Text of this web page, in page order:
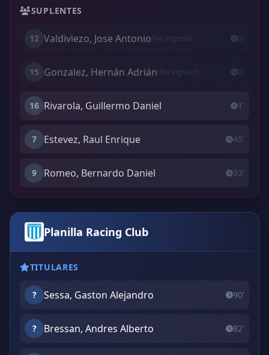
SUPLENTES
12 Valdiviezo, Jose Antonio(No ingresó) 0'
15 Gonzalez, Hernán Adrián(No ingresó) 0'
16 Rivarola, Guillermo Daniel 1'
7 Estevez, Raul Enrique 45'
9 Romeo, Bernardo Daniel 33'
Planilla Racing Club
TITULARES
? Sessa, Gaston Alejandro 90'
? Bressan, Andres Alberto 82'